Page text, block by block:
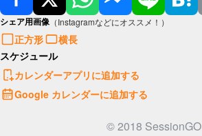
シェア用画像 （Instagramなどにオススメ！）
正方形
横長
スケジュール
カレンダーアプリに追加する
Google カレンダーに追加する
© 2018 SessionGO